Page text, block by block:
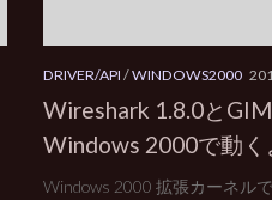
DRIVER/API /WINDOWS2000
Wireshark 1.8.0と
Windows 2000で動く
Windows 2000 拡張カーネル